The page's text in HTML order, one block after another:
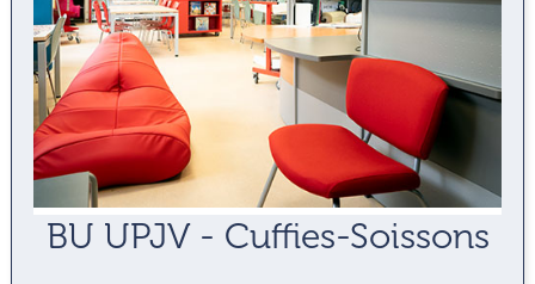
BU UPJV - Cuffies-Soissons